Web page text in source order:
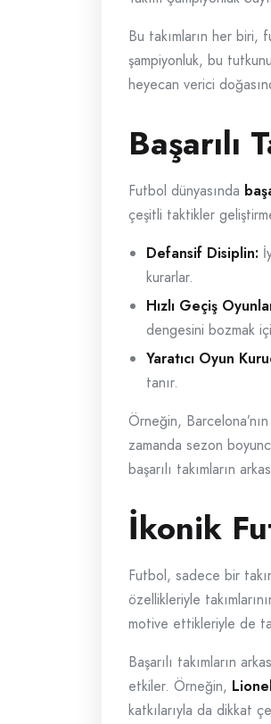
Bu takımların her
şampiyonluk, bu
heyecan verici
Başarılı
Futbol dünyasında
çeşitli taktikler
Defansif Disiplin:
kurarlar.
Hızlı Geçiş
dengesini bozmak
Yaratıcı Oyun
tanır.
Örneğin,
zamanda sezon
başarılı takımların
İkonik
Futbol, sadece bir
özellikleriyle
motive ettikleriyle de
Başarılı takımların
etkiler. Örneğin,
katkılarıyla da dikkat